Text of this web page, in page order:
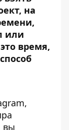
на
или
время,
вы